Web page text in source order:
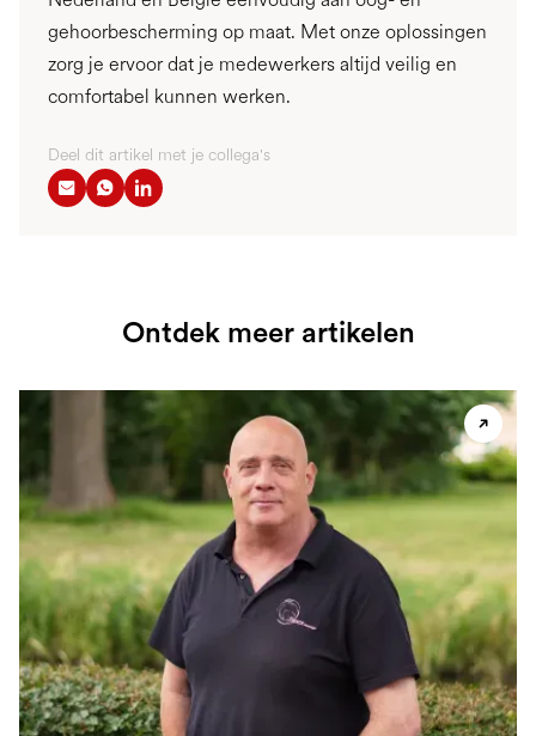
gehoorbescherming op maat. Met onze oplossingen
zorg je ervoor dat je medewerkers altijd veilig en
comfortabel kunnen werken.
Deel dit artikel met je collega's
Ontdek meer artikelen